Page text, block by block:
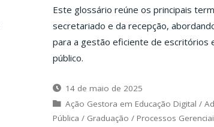
Este glossário reúne os principais
secretariado e da recepção,
para a gestão eficiente de escritórios
público.
14 de maio de 2025
Ação Gestora em Educação Digital /
Pública / Graduação / Processos